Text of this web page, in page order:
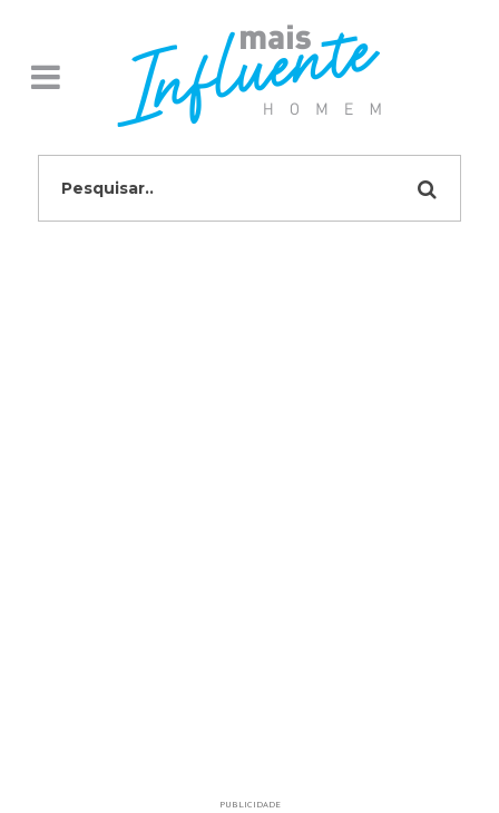
PUBLICIDADE